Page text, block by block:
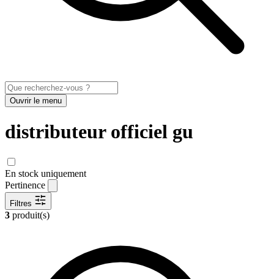
Ouvrir le menu
distributeur officiel gu
En stock uniquement
Pertinence
Filtres
3 produit(s)